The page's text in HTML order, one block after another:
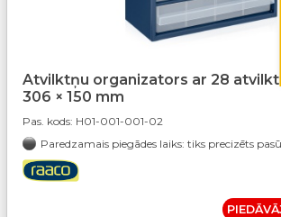
Atvilktņu organizators ar 28
306 × 150 mm
Pas. kods: H01-001-001-02
Paredzamais piegādes laiks: tiks precizēts